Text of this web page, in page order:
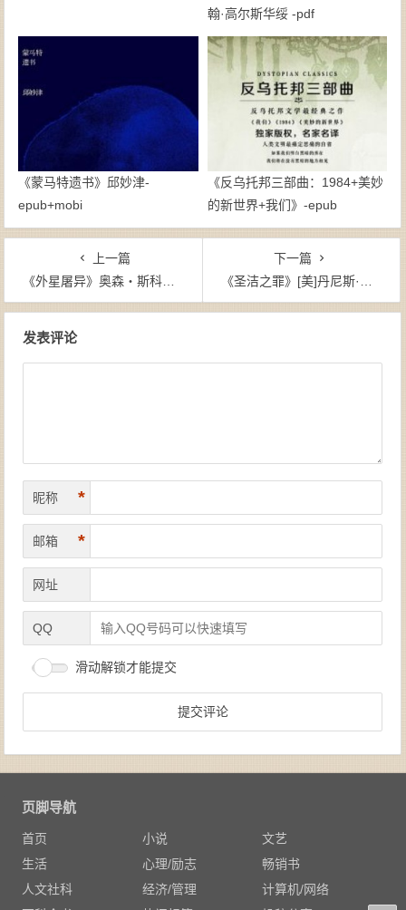
翰·高尔斯华绥 -pdf
《蒙马特遗书》邱妙津-
epub+mobi
《反乌托邦三部曲：1984+美妙
的新世界+我们》-epub
上一篇
《外星屠异》奥森・斯科特・卡德（作者）-epub+mobi
下一篇
《圣洁之罪》[美]丹尼斯·勒翰（作者）-epub+mobi
发表评论
昵称 *
邮箱 *
网址
QQ
滑动解锁才能提交
页脚导航
首页 小说
文艺
生活
心理/励志
畅销书
人文社科
经济/管理
计算机/网络